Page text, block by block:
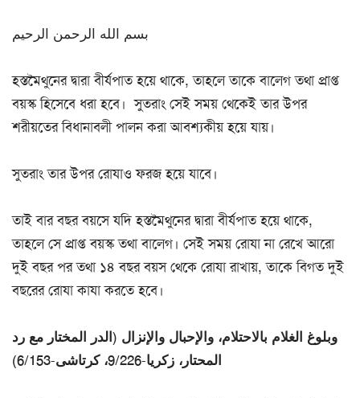
بسم الله الرحمن الرحيم
হস্তমৈথুনের দ্বারা বীর্যপাত হয়ে থাকে, তাহলে তাকে বালেগ তথা প্রাপ্ত
বয়স্ক হিসেবে ধরা হবে। সুতরাং সেই সময় থেকেই তার উপর
শরীয়তের বিধানাবলী পালন করা আবশ্যকীয় হয়ে যায়।
সুতরাং তার উপর রোযাও ফরজ হয়ে যাবে।
তাই বার বছর বয়সে যদি হস্তমৈথুনের দ্বারা বীর্যপাত হয়ে থাকে,
তাহলে সে প্রাপ্ত বয়স্ক তথা বালেগ। সেই সময় রোযা না রেখে আরো
দুই বছর পর তথা ১৪ বছর বয়স থেকে রোযা রাখায়, তাকে বিগত দুই
বছরের রোযা কাযা করতে হবে।
وبلوغ الغلام بالاحتلام، والإحبال والإنزال (الدر المختار مع رد
المحتار، زكريا-9/226، كرتاشى-6/153)